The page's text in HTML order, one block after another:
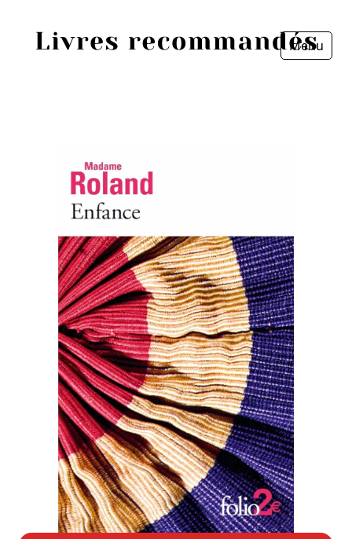
Menu
Sources
Personnes
Livres
Livres les plus recommandés
Prix littéraires
Fermer